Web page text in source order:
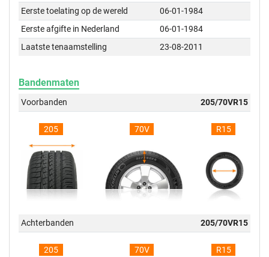
Eerste toelating op de wereld
06-01-1984
Eerste afgifte in Nederland
06-01-1984
Laatste tenaamstelling
23-08-2011
Bandenmaten
Voorbanden 205/70VR15
205 70V R15
Achterbanden 205/70VR15
205 70V R15